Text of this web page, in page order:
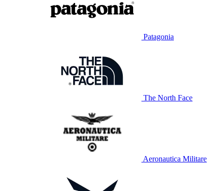
Patagonia
The North Face
Aeronautica Militare